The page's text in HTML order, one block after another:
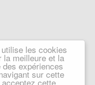
les cookies
la meilleure et la
expériences
sur cette
cette